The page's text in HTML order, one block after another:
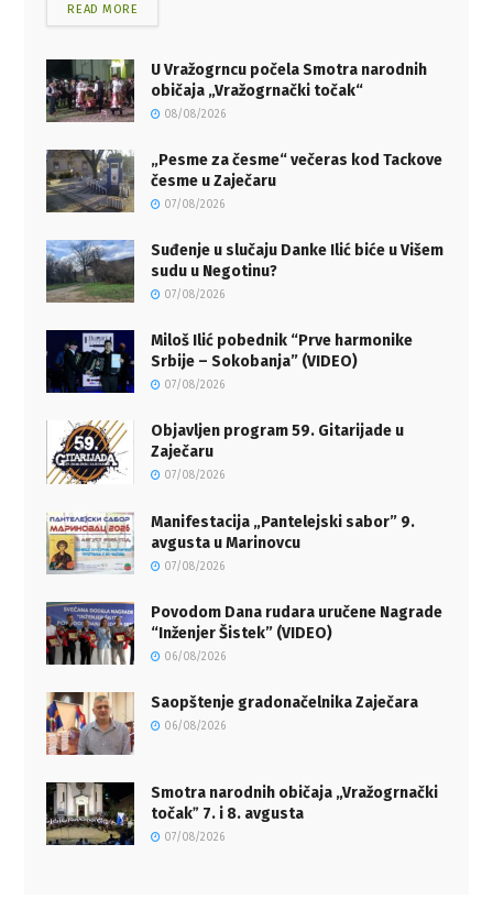
READ MORE
U Vražogrncu počela Smotra narodnih
običaja „Vražogrnački točak“
08/08/2026
„Pesme za česme“ večeras kod Tackove
česme u Zaječaru
07/08/2026
Suđenje u slučaju Danke Ilić biće u Višem
sudu u Negotinu?
07/08/2026
Miloš Ilić pobednik “Prve harmonike
Srbije – Sokobanja” (VIDEO)
07/08/2026
Objavljen program 59. Gitarijade u
Zaječaru
07/08/2026
Manifestacija „Pantelejski sabor” 9.
avgusta u Marinovcu
07/08/2026
Povodom Dana rudara uručene Nagrade
“Inženjer Šistek” (VIDEO)
06/08/2026
Saopštenje gradonačelnika Zaječara
06/08/2026
Smotra narodnih običaja „Vražogrnački
točakˮ 7. i 8. avgusta
07/08/2026